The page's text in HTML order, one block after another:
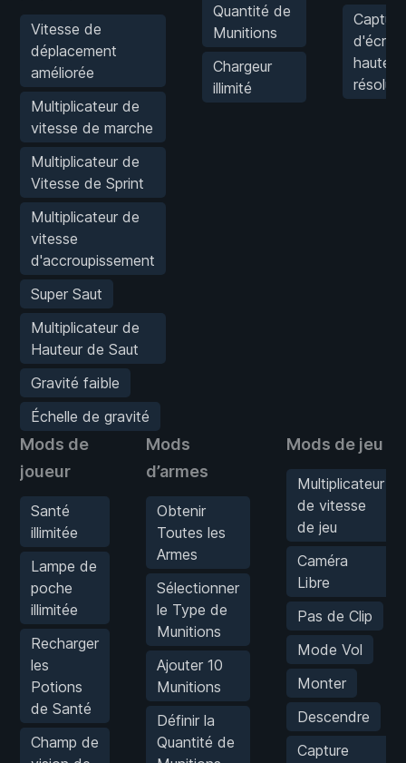
Vitesse de
déplacement
améliorée
Multiplicateur de
vitesse de marche
Multiplicateur de
Vitesse de Sprint
Multiplicateur de
vitesse
d'accroupissement
Super Saut
Multiplicateur de
Hauteur de Saut
Gravité faible
Échelle de gravité
Quantité de
Munitions
Chargeur
illimité
Capture
d'écran
haute
Mods de
joueur
Santé
illimitée
Lampe de
poche
illimitée
Recharger
les
Potions
de Santé
Champ de
Mods
d’armes
Obtenir
Toutes les
Armes
Sélectionner
le Type de
Munitions
Ajouter 10
Munitions
Définir la
Quantité de
Mods de jeu
Multiplicateur
de vitesse
de jeu
Caméra
Libre
Pas de Clip
Mode Vol
Monter
Descendre
Capture